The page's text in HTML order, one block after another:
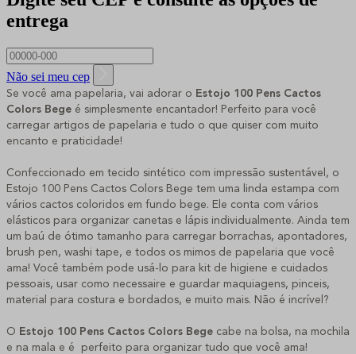
entrega
Não sei meu cep
Se você ama papelaria, vai adorar o Estojo 100 Pens Cactos
Colors Bege é simplesmente encantador! Perfeito para você
carregar artigos de papelaria e tudo o que quiser com muito
encanto e praticidade!
Confeccionado em tecido sintético com impressão sustentável, o
Estojo 100 Pens Cactos Colors Bege tem uma linda estampa com
vários cactos coloridos em fundo bege. Ele conta com vários
elásticos para organizar canetas e lápis individualmente. Ainda tem
um baú de ótimo tamanho para carregar borrachas, apontadores,
brush pen, washi tape, e todos os mimos de papelaria que você
ama! Você também pode usá-lo para kit de higiene e cuidados
pessoais, usar como necessaire e guardar maquiagens, pinceis,
material para costura e bordados, e muito mais. Não é incrível?
O Estojo 100 Pens Cactos Colors Bege cabe na bolsa, na mochila
e na mala e é perfeito para organizar tudo que você ama!